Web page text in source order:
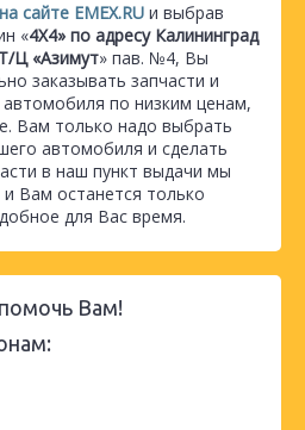
сайте EMEX.RU и выбрав
«4Х4» по адресу Калининград
Ц «Азимут» пав. №4, Вы
заказывать запчасти и
автомобиля по низким ценам,
Вам только надо выбрать
автомобиля и сделать
в наш пункт выдачи мы
Вам останется только
для Вас время.
Вам!